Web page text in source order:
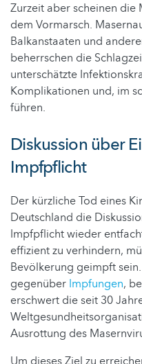
Zurzeit aber scheinen die
dem Vormarsch.
Balkanstaaten und
beherrschen die
unterschätzte
Komplikationen und, im
führen.
Diskussion über
Impfpflicht
Der kürzliche Tod eines
Deutschland die
Impfpflicht wieder
effizient zu verhindern,
Bevölkerung geimpft
gegenüber Impfungen,
erschwert die seit 30
Ausrottung des